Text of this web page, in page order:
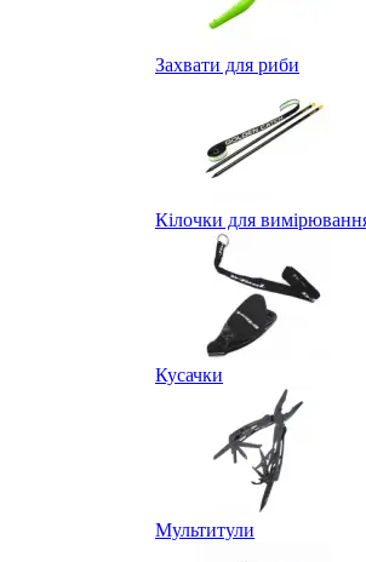
Захвати для риби
Кілочки для
Кусачки
Мультитули